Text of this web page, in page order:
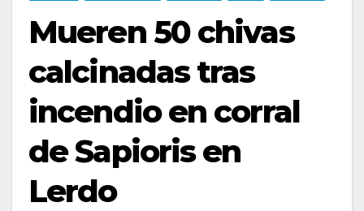
Mueren 50 chivas
calcinadas tras
incendio en corral
de Sapioris en
Lerdo